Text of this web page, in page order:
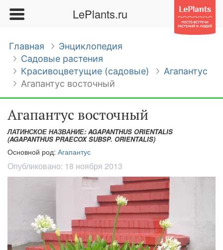
LePlants.ru
Главная
Энциклопедия
Садовые растения
Красивоцветущие (садовые)
Агапантус
Агапантус восточный
Агапантус восточный
ЛАТИНСКОЕ НАЗВАНИЕ: AGAPANTHUS ORIENTALIS
(AGAPANTHUS PRAECOX SUBSP. ORIENTALIS)
Основной род: Агапантус
Опубликовано: 18 ноября 2013